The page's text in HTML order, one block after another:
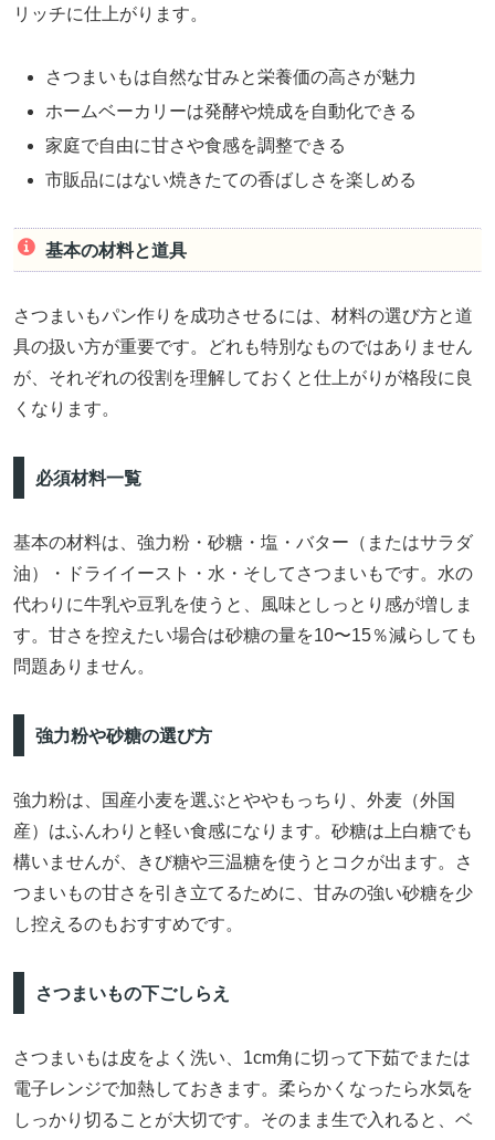
リッチに仕上がります。
さつまいもは自然な甘みと栄養価の高さが魅力
ホームベーカリーは発酵や焼成を自動化できる
家庭で自由に甘さや食感を調整できる
市販品にはない焼きたての香ばしさを楽しめる
基本の材料と道具
さつまいもパン作りを成功させるには、材料の選び方と道
具の扱い方が重要です。どれも特別なものではありません
が、それぞれの役割を理解しておくと仕上がりが格段に良
くなります。
必須材料一覧
基本の材料は、強力粉・砂糖・塩・バター（またはサラダ
油）・ドライイースト・水・そしてさつまいもです。水の
代わりに牛乳や豆乳を使うと、風味としっとり感が増しま
す。甘さを控えたい場合は砂糖の量を10〜15％減らしても
問題ありません。
強力粉や砂糖の選び方
強力粉は、国産小麦を選ぶとややもっちり、外麦（外国
産）はふんわりと軽い食感になります。砂糖は上白糖でも
構いませんが、きび糖や三温糖を使うとコクが出ます。さ
つまいもの甘さを引き立てるために、甘みの強い砂糖を少
し控えるのもおすすめです。
さつまいもの下ごしらえ
さつまいもは皮をよく洗い、1cm角に切って下茹でまたは
電子レンジで加熱しておきます。柔らかくなったら水気を
しっかり切ることが大切です。そのまま生で入れると、ベ